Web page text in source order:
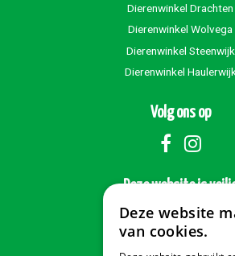
Dierenwinkel Drachten
Dierenwinkel Wolvega
Dierenwinkel Steenwijk
Dierenwinkel Haulerwijk
Volg ons op
Deze website is
Deze website
van cookies.